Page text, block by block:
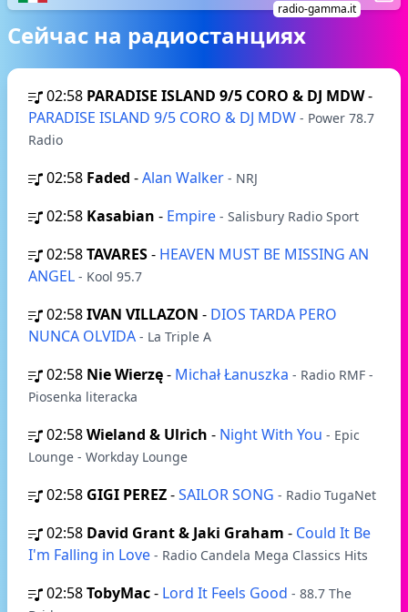
radio-gamma.it
Сейчас на радиостанциях
02:58 PARADISE ISLAND 9/5 CORO & DJ MDW-
PARADISE ISLAND 9/5 CORO & DJ MDW - Power 78.7
Radio
02:58 Faded -Alan Walker - NRJ
02:58 Kasabian - Empire - Salisbury Radio Sport
02:58TAVARES- HEAVEN MUST BE MISSING AN
ANGEL - Kool 95.7
02:58IVAN VILLAZON - DIOS TARDA PERO
NUNCA OLVIDA - La Triple A
02:58 Nie Wierzę- Michał Łanuszka - Radio RMF -
Piosenka literacka
02:58Wieland & Ulrich - Night With You - Epic
Lounge - Workday Lounge
02:58 GIGI PEREZ-SAILOR SONG - Radio TugaNet
02:58 David Grant & Jaki Graham - Could It Be
I'm Falling in Love - Radio Candela Mega Classics Hits
02:58TobyMac- Lord It Feels Good - 88.7 The